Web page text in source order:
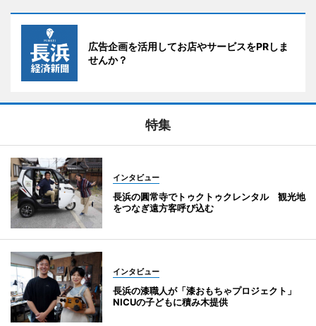
広告企画を活用してお店やサービスをPRしま
せんか？
特集
インタビュー
長浜の圓常寺でトゥクトゥクレンタル 観光地
をつなぎ遠方客呼び込む
インタビュー
長浜の漆職人が「漆おもちゃプロジェクト」
NICUの子どもに積み木提供